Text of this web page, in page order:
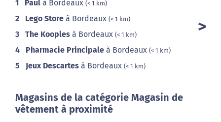
1 Paul à Bordeaux (< 1 km)
2 Lego Store à Bordeaux (< 1 km)
3 The Kooples à Bordeaux (< 1 km)
4 Pharmacie Principale à Bordeaux (< 1 km)
5 Jeux Descartes à Bordeaux (< 1 km)
Magasins de la catégorie Magasin de
vêtement à proximité